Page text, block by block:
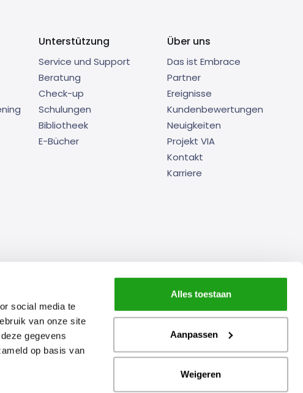
social media te
van onze site
gegevens
op basis van
Alles toestaan
Aanpassen
Weigeren
Unterstützung
Service und Support
Beratung
Check-up
Schulungen
Bibliotheek
E-Bücher
Über uns
Das ist Embrace
Partner
Ereignisse
Kundenbewertungen
Neuigkeiten
Projekt VIA
Kontakt
Karriere
Offenlegung Datenschutz- und Cookie-Erklärung